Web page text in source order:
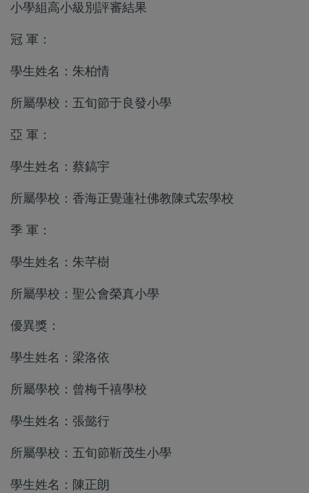
小學組高小級別評審結果
冠 軍：
學生姓名：朱柏情
所屬學校：五旬節于良發小學
亞 軍：
學生姓名：蔡鎬宇
所屬學校：香海正覺蓮社佛教陳式宏學校
季 軍：
學生姓名：朱芊樹
所屬學校：聖公會榮真小學
優異獎：
學生姓名：梁洛依
所屬學校：曾梅千禧學校
學生姓名：張懿行
所屬學校：五旬節靳茂生小學
學生姓名：陳正朗